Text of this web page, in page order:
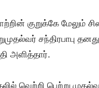
குறுக்கே மேலும்
சந்திரபாபு
அளித்தார்.
வெற்றி பெற்று